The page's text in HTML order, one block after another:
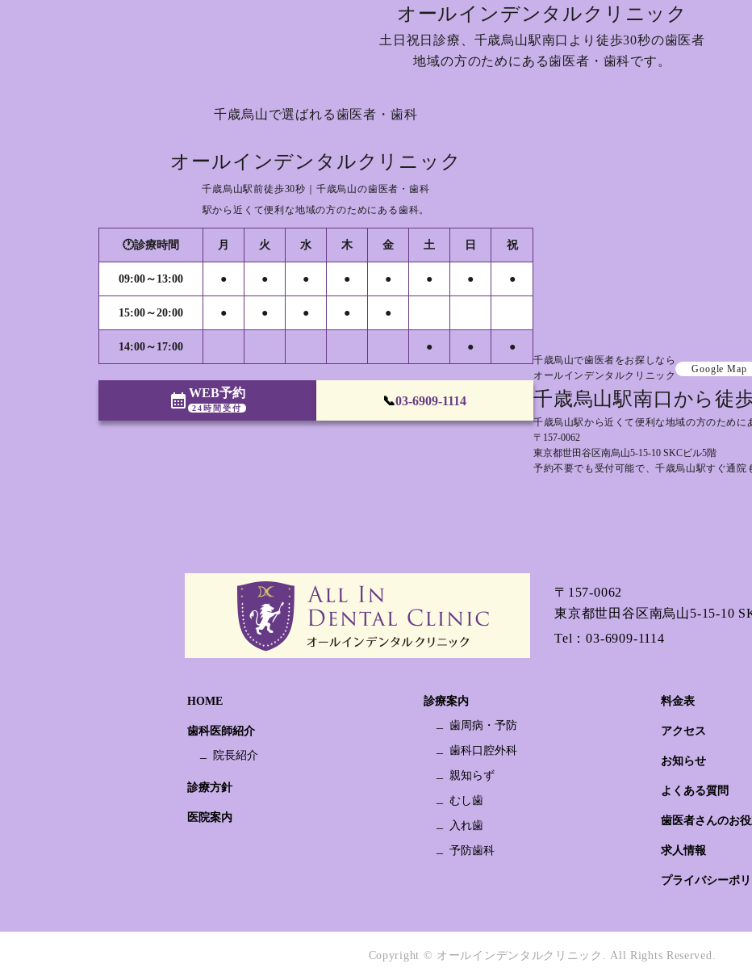
オールインデンタルクリニック
土日祝日診療、 千歳烏山駅南口より徒歩30秒の歯医者
地域の方のためにある歯医者・歯科です。
千歳烏山で選ばれる歯医者・歯科
オールインデンタルクリニック
千歳烏山駅前徒歩30秒｜千歳烏山の歯医者・歯科
駅から近くて便利な地域の方のためにある歯科。
🕐診療時間 月 火 水 木 金 土 日 祝
09:00～13:00 ● ● ● ● ● ● ● ●
15:00～20:00 ● ● ● ● ●
14:00～17:00 ● ● ●
calendar_month WEB予約
24時間受付
📞03-6909-1114
千歳烏山で歯医者をお探しなら
オールインデンタルクリニック
Google Map
千歳烏山駅南口から徒
千歳烏山駅から近くて便利な地域の方のために
〒157-0062
東京都世田谷区南烏山5-15-10 SKCビル5階
予約不要でも受付可能で、千歳烏山駅すぐ通院
〒157-0062
東京都世田谷区南烏山5-15-10
Tel：03-6909-1114
HOME
歯科医師紹介
院長紹介
診療方針
医院案内
診療案内
歯周病・予防
歯科口腔外科
親知らず
むし歯
入れ歯
予防歯科
料金表
アクセス
お知らせ
よくある質問
歯医者さんのお
求人情報
プライバシーポ
Copyright © オールインデンタルクリニック.All Rights Reserved.